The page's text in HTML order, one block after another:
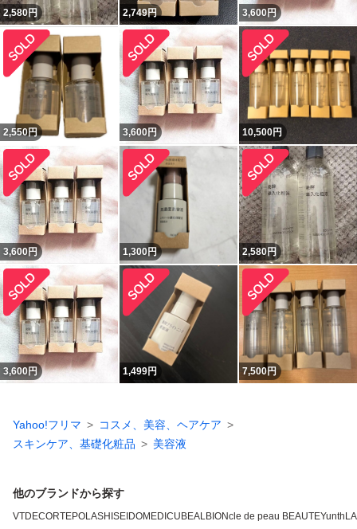
2,580円 2,749円 3,600円
2,550円 3,600円 10,500円
3,600円 1,300円 2,580円
3,600円 1,499円 7,500円
Yahoo!フリマ
コスメ、美容、ヘアケア
スキンケア、基礎化粧品
美容液
他のブランドから探す
VTDECORTEPOLASHISEIDOMEDICUBEALBIONcle de peau BEAUTEYunth